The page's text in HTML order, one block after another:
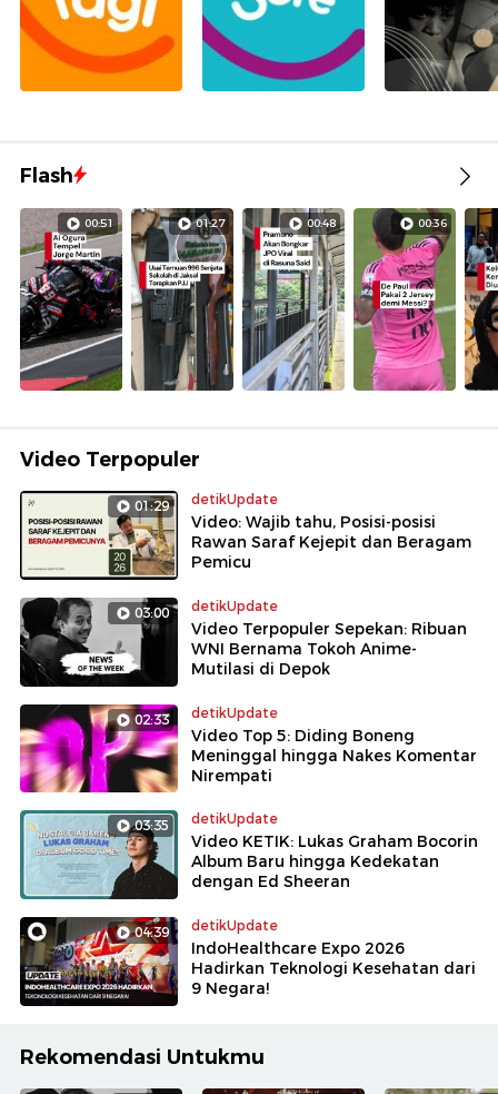
Flash
00:51 01:27 00:48 00:36
Video Terpopuler
01:29 detikUpdate
Video: Wajib tahu, Posisi-posisi
Rawan Saraf Kejepit dan Beragam
Pemicu
03:00 detikUpdate
Video Terpopuler Sepekan: Ribuan
WNI Bernama Tokoh Anime-
Mutilasi di Depok
02:33 detikUpdate
Video Top 5: Diding Boneng
Meninggal hingga Nakes Komentar
Nirempati
03:35 detikUpdate
Video KETIK: Lukas Graham Bocorin
Album Baru hingga Kedekatan
dengan Ed Sheeran
04:39 detikUpdate
IndoHealthcare Expo 2026
Hadirkan Teknologi Kesehatan dari
9 Negara!
Rekomendasi Untukmu